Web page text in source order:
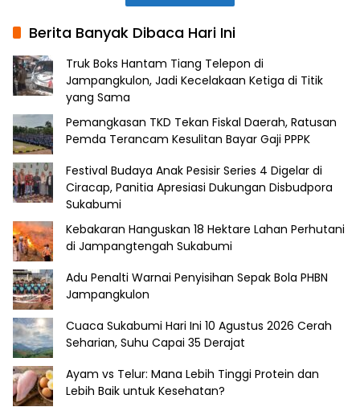
Berita Banyak Dibaca Hari Ini
Truk Boks Hantam Tiang Telepon di
Jampangkulon, Jadi Kecelakaan Ketiga di Titik
yang Sama
Pemangkasan TKD Tekan Fiskal Daerah, Ratusan
Pemda Terancam Kesulitan Bayar Gaji PPPK
Festival Budaya Anak Pesisir Series 4 Digelar di
Ciracap, Panitia Apresiasi Dukungan Disbudpora
Sukabumi
Kebakaran Hanguskan 18 Hektare Lahan Perhutani
di Jampangtengah Sukabumi
Adu Penalti Warnai Penyisihan Sepak Bola PHBN
Jampangkulon
Cuaca Sukabumi Hari Ini 10 Agustus 2026 Cerah
Seharian, Suhu Capai 35 Derajat
Ayam vs Telur: Mana Lebih Tinggi Protein dan
Lebih Baik untuk Kesehatan?